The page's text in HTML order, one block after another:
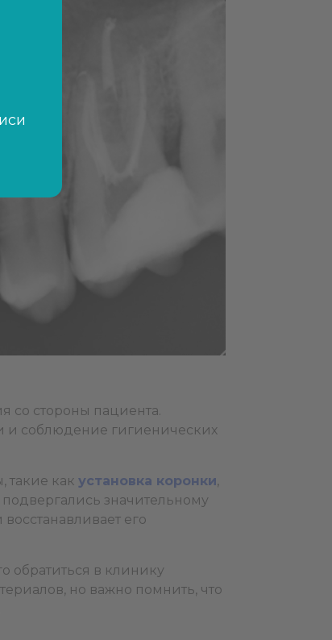
со стороны пациента.
и соблюдение гигиенических
такие как установка коронки,
значительному
его
обратиться в клинику
но важно помнить, что